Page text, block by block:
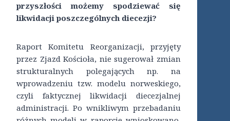
przyszłości możemy spodziewać się
likwidacji poszczególnych diecezji?
Raport Komitetu Reorganizacji, przyjęty
przez Zjazd Kościoła, nie sugerował zmian
strukturalnych polegających np. na
wprowadzeniu tzw. modelu norweskiego,
czyli faktycznej likwidacji diecezjalnej
administracji. Po wnikliwym przebadaniu